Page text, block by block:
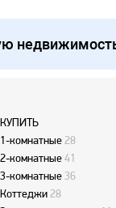
КУПИТЬ
1-комнатные 28
2-комнатные 41
3-комнатные 36
Коттеджи 28